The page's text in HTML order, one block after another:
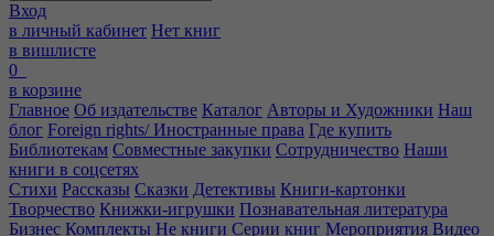
Вход
в личный кабинет Нет книг
в вишлисте
0
в корзине
Главное Об издательстве Каталог Авторы и Художники Наш
блог Foreign rights/ Иностранные права Где купить
Библиотекам Совместные закупки Сотрудничество Наши
книги в соцсетях
Стихи Рассказы Сказки Детективы Книги-картонки
Творчество Книжки-игрушки Познавательная литература
Бизнес Комплекты Не книги Серии книг Мероприятия Видео